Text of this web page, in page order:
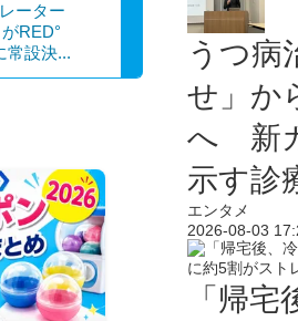
ーター
RED°
常設決...
うつ病
せ」か
へ 新
示す診
エンタメ
2026-08-03
「帰